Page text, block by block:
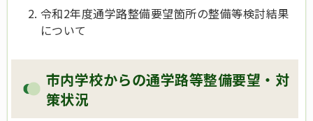
令和2年度通学路整備要望箇所の整備等検討結果
について
市内学校からの通学路等整備要望・対
策状況